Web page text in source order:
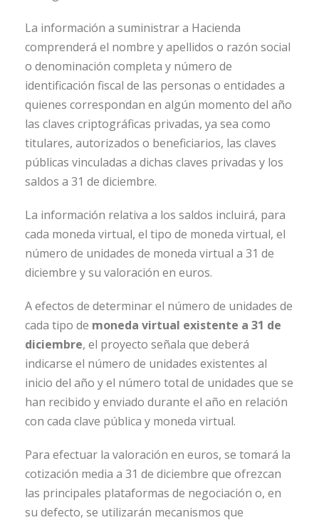
La información a suministrar a Hacienda
comprenderá el nombre y apellidos o razón social
o denominación completa y número de
identificación fiscal de las personas o entidades a
quienes correspondan en algún momento del año
las claves criptográficas privadas, ya sea como
titulares, autorizados o beneficiarios, las claves
públicas vinculadas a dichas claves privadas y los
saldos a 31 de diciembre.
La información relativa a los saldos incluirá, para
cada moneda virtual, el tipo de moneda virtual, el
número de unidades de moneda virtual a 31 de
diciembre y su valoración en euros.
A efectos de determinar el número de unidades de
cada tipo de moneda virtual existente a 31 de
diciembre, el proyecto señala que deberá
indicarse el número de unidades existentes al
inicio del año y el número total de unidades que se
han recibido y enviado durante el año en relación
con cada clave pública y moneda virtual.
Para efectuar la valoración en euros, se tomará la
cotización media a 31 de diciembre que ofrezcan
las principales plataformas de negociación o, en
su defecto, se utilizarán mecanismos que